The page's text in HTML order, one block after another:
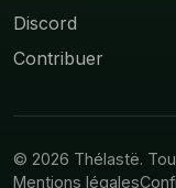
Discord
Contribuer
© 2026 Thélastë.
Mentions légales